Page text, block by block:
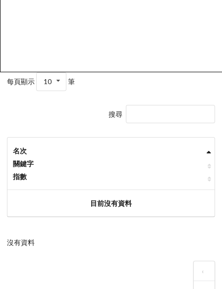
每頁顯示 10 筆
搜尋
名次
關鍵字
指數
目前沒有資料
沒有資料
‹